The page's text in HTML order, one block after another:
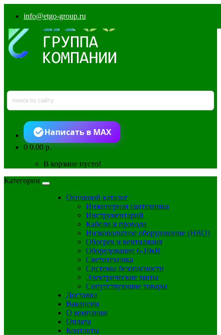
info@etgo-group.ru
Написать в MAX
00.00 р.
В корзине пусто!
Категории
Основной каталог
Инженерная сантехника
Инструментарий
Кабели и провода
Низковольтное оборудование (НВО)
Обогрев и вентиляция
Оборудование 6-10кВ
Светотехника
Системы безопасности
Электрические щиты
Сопутствующие товары
Доставка
Вакансии
О компании
Оплата
Контакты